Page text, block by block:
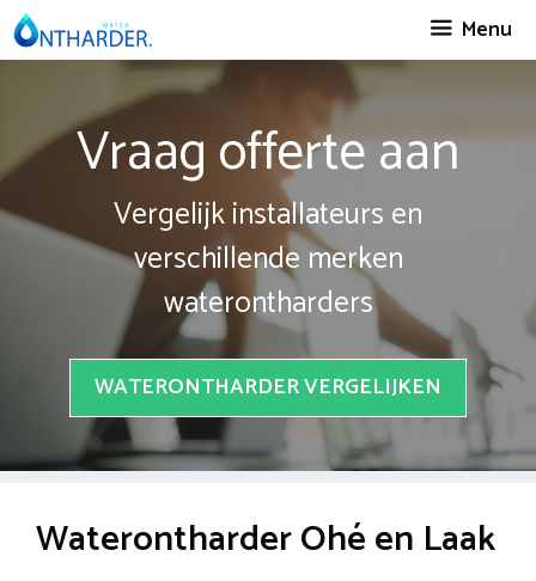
Spring
naar
Menu
Vraag offerte aan
Vergelijk installateurs en
verschillende merken
waterontharders
WATERONTHARDER VERGELIJKEN
Waterontharder Ohé en Laak